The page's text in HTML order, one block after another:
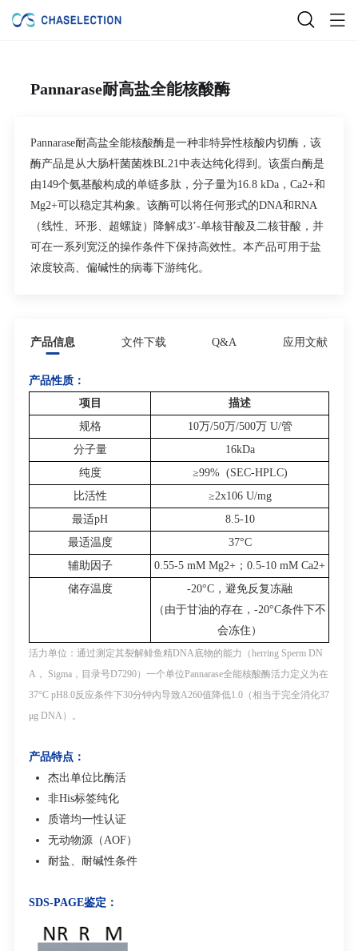
Pannarase耐高盐全能核酸酶
Pannarase耐高盐全能核酸酶是一种非特异性核酸内切酶，该
酶产品是从大肠杆菌菌株BL21中表达纯化得到。该蛋白酶是
由149个氨基酸构成的单链多肽，分子量为16.8 kDa ，Ca2+和
Mg2+可以稳定其构象。该酶可以将任何形式的DNA和RNA
（线性、环形、超螺旋）降解成3’-单核苷酸及二核苷酸，并
可在一系列宽泛的操作条件下保持高效性。本产品可用于盐
浓度较高、偏碱性的病毒下游纯化。
产品信息 文件下载 Q&A 应用文献
产品性质：
项目
描述
规格
10万/50万/500万 U/管
分子量
16kDa
纯度
≥99% (SEC-HPLC)
比活性
≥2x106U/mg
最适pH
8.5-10
最适温度
37°C
辅助因子
0.55-5 mM Mg2+ ； 0.5-10 mM Ca2+
储存温度
-20°C ，避免反复冻融
（由于甘油的存在， -20°C条件下不
会冻住）
活力单位： 通过测定其裂解鲱鱼精DNA底物的能力（herring Sperm DN
A ， Sigma ，目录号D7290）一个单位Pannarase全能核酸酶活力定义为在
37°C pH8.0反应条件下30分钟内导致A260值降低1.0 （相当于完全消化37
μg DNA ）。
产品特点：
杰出单位比酶活
非His标签纯化
质谱均一性认证
无动物源（AOF）
耐盐、耐碱性条件
SDS-PAGE鉴定 ：